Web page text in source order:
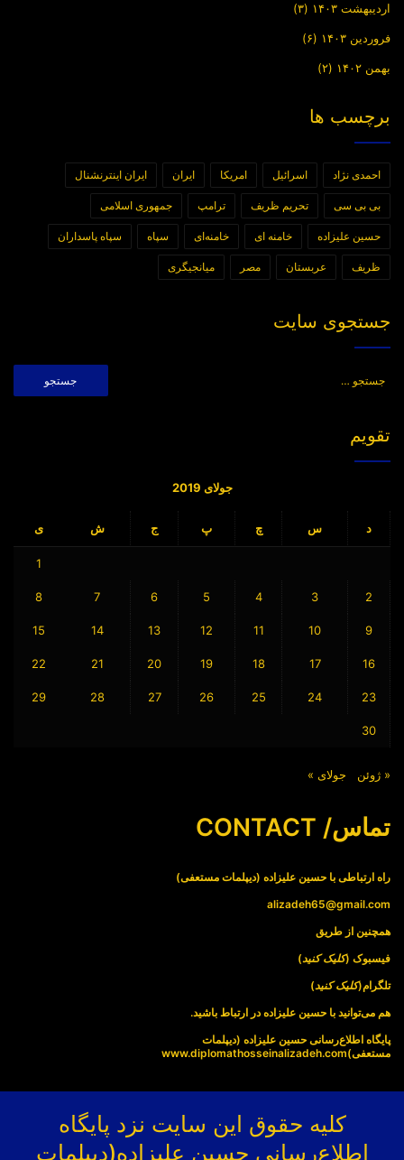
اردیبهشت ۱۴۰۳ (۳)
فروردین ۱۴۰۳ (۶)
بهمن ۱۴۰۲ (۲)
برچسب ها
احمدی نژاد اسرائیل امریکا ایران ایران اینترنشنال
بی بی سی تحریم ظریف ترامپ جمهوری اسلامی
حسین علیزاده خامنه ای خامنه‌ای سپاه سپاه پاسداران
ظریف عربستان مصر میانجیگری
جستجوی سایت
تقویم
جولای 2019
د س چ پ ج ش ی
1
2
3
4
5
6
7
8
9
10
11
12
13
14
15
16
17
18
19
20
21
22
23
24
25
26
27
28
29
30
« ژوئن جولای »
تماس/ CONTACT
راه ارتباطی با حسین علیزاده (دیپلمات مستعفی)
alizadeh65@gmail.com
همچنین از طریق
فیسبوک (کلیک کنید)
تلگرام(کلیک کنید)
هم می‌توانید با حسین علیزاده در ارتباط باشید.
پایگاه اطلاع‌رسانی حسین علیزاده (دیپلمات
مستعفی)www.diplomathosseinalizadeh.com
کلیه حقوق این سایت نزد پایگاه
اطلاع‌رسانی حسین علیزاده(دیپلمات